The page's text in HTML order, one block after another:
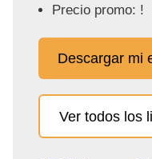
Precio promo: !
Descargar mi
Ver todos los